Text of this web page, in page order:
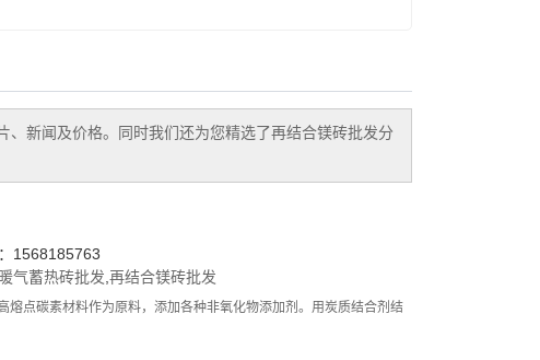
、新闻及价格。同时我们还为您精选了再结合镁砖批发分
1568185763
暖气蓄热砖批发 再结合镁砖批发
点碳素材料作为原料，添加各种非氧化物添加剂。用炭质结合剂结